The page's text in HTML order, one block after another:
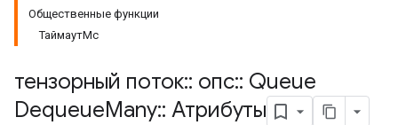
Общественные функции
ТаймаутМс
тензорный поток:: опс:: Queue
DequeueMany:: Атрибуты